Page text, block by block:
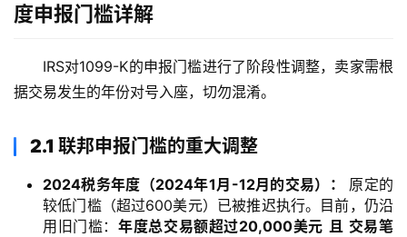
度申报门槛详解
IRS对1099-K的申报门槛进行了阶段性调整，卖家需根
据交易发生的年份对号入座，切勿混淆。
2.1 联邦申报门槛的重大调整
2024税务年度（2024年1月-12月的交易）：
原定的
较低门槛（超过600美元）已被推迟执行。目前，仍沿
用旧门槛：年度总交易额超过20,000美元 且 交易笔